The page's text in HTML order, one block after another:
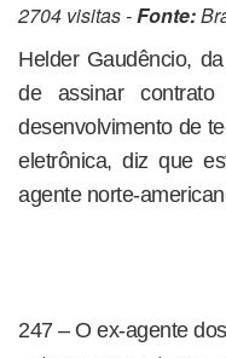
2704 visitas -Fonte:
Helder Gaudêncio,
de assinar
desenvolvimento de
eletrônica, diz que
agente norte-
247 – O ex-agente